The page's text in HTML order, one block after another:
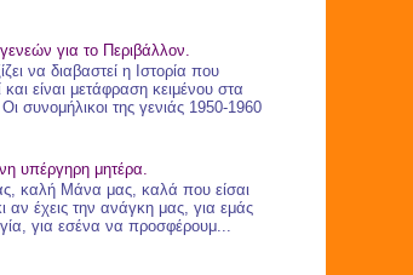
για το Περιβάλλον.
να διαβαστεί η Ιστορία που
και είναι μετάφραση κειμένου στα
συνομήλικοι της γενιάς 1950-1960
υπέργηρη μητέρα.
καλή Μάνα μας, καλά που είσαι
αν έχεις την ανάγκη μας, για εμάς
για εσένα να προσφέρουμ...